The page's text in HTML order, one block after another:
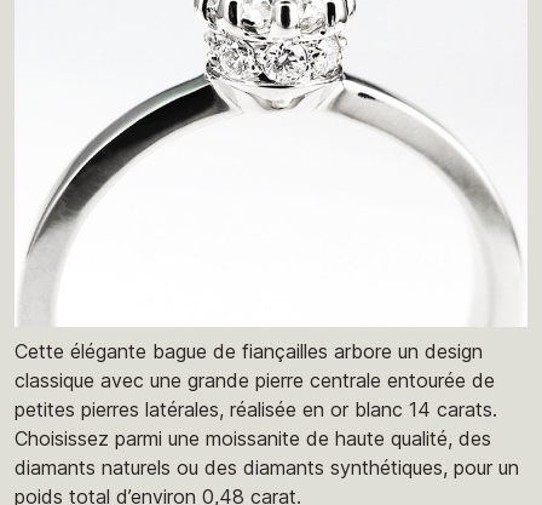
Cette élégante bague de fiançailles arbore un design
classique avec une grande pierre centrale entourée de
petites pierres latérales, réalisée en or blanc 14 carats.
Choisissez parmi une moissanite de haute qualité, des
diamants naturels ou des diamants synthétiques, pour un
poids total d’environ 0,48 carat.